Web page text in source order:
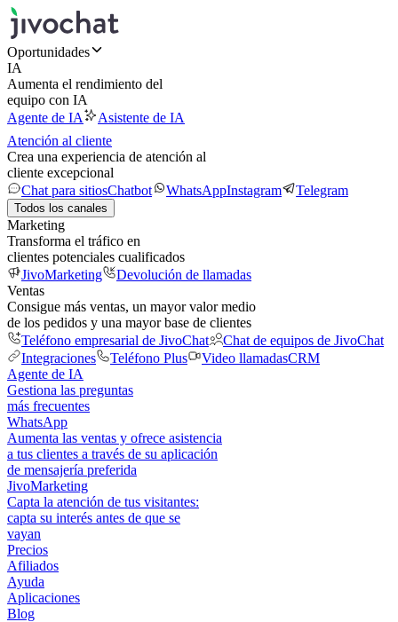
Oportunidades
IA
Aumenta el rendimiento del
equipo con IA
Agente de IA
Asistente de IA
Atención al cliente
Crea una experiencia de atención al
cliente excepcional
Chat para sitiosChatbot WhatsAppInstagram Telegram
Todos los canales
Marketing
Transforma el tráfico en
clientes potenciales cualificados
JivoMarketing
Devolución de llamadas
Ventas
Consigue más ventas, un mayor valor medio
de los pedidos y una mayor base de clientes
Teléfono empresarial de JivoChat
Chat de equipos de JivoChat
Integraciones
Teléfono Plus Video llamadasCRM
Agente de IA
Gestiona las preguntas
más frecuentes
WhatsApp
Aumenta las ventas y ofrece asistencia
a tus clientes a través de su aplicación
de mensajería preferida
JivoMarketing
Capta la atención de tus visitantes:
capta su interés antes de que se
vayan
Precios
Afiliados
Ayuda
Aplicaciones
Blog